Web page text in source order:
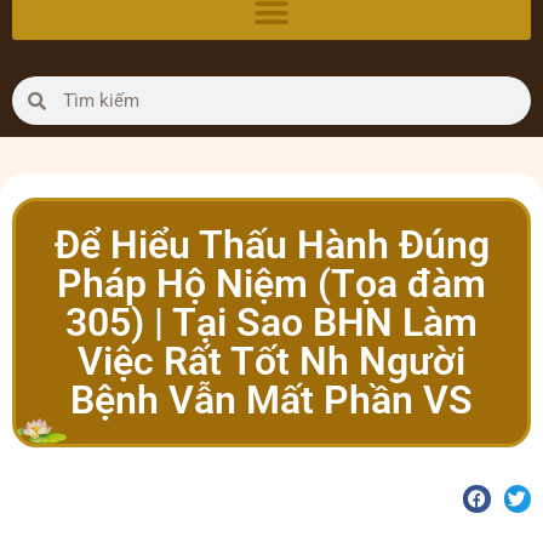
Để Hiểu Thấu Hành Đúng
Pháp Hộ Niệm (Tọa đàm
305) | Tại Sao BHN Làm
Việc Rất Tốt Nh Người
Bệnh Vẫn Mất Phần VS